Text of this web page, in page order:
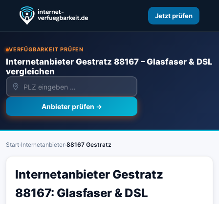
Jetzt prüfen
VERFÜGBARKEIT PRÜFEN
Internetanbieter Gestratz 88167 – Glasfaser & DSL
vergleichen
Anbieter prüfen →
Start›Internetanbieter›88167 Gestratz
Internetanbieter Gestratz
88167: Glasfaser & DSL